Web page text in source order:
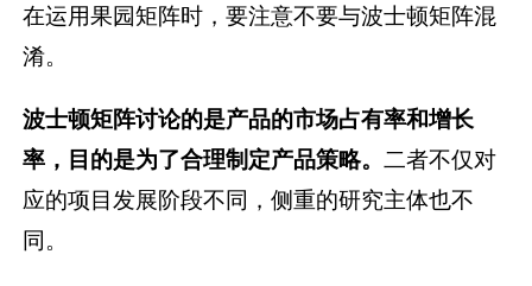
在运用果园矩阵时，要注意不要与波士顿矩阵混
淆。
波士顿矩阵讨论的是产品的市场占有率和增长
率，目的是为了合理制定产品策略。二者不仅对
应的项目发展阶段不同，侧重的研究主体也不
同。